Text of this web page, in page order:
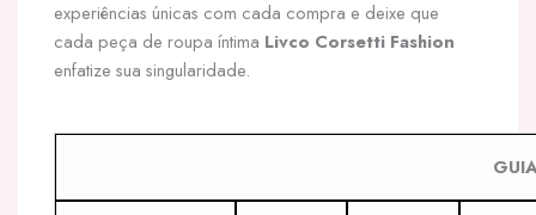
experiências únicas com cada compra e deixe que
cada peça de roupa íntima Livco Corsetti Fashion
enfatize sua singularidade.